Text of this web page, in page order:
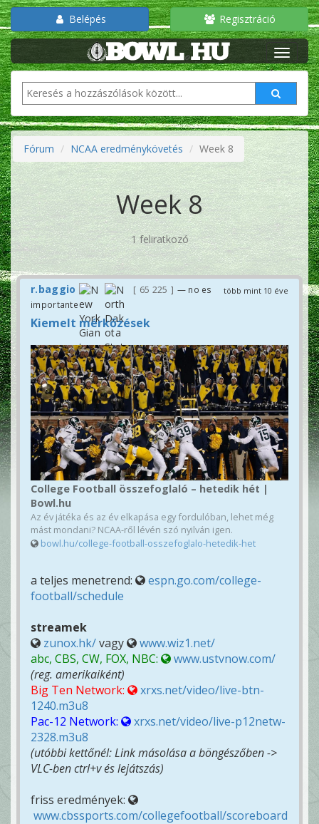
Belépés Regisztráció
Fórum NCAA eredménykövetés Week 8
Week 8
1 feliratkozó
több mint 10 éve
r.baggio 65 225
— no es
importante
Kiemelt mérkőzések
College Football összefoglaló – hetedik hét |
Bowl.hu
Az év játéka és az év elkapása egy fordulóban, lehet még
mást mondani? NCAA-ről lévén szó nyilván igen.
bowl.hu/college-football-osszefoglalo-hetedik-het
a teljes menetrend:
espn.go.com/college-
football/schedule
streamek
zunox.hk/vagy
www.wiz1.net/
abc, CBS, CW, FOX, NBC:
www.ustvnow.com/
(reg. amerikaiként)
Big Ten Network:
xrxs.net/video/live-btn-
1240.m3u8
Pac-12 Network:
xrxs.net/video/live-p12netw-
2328.m3u8
(utóbbi kettőnél: Link másolása a böngészőben ->
VLC-ben ctrl+v és lejátszás)
friss eredmények:
www.cbssports.com/collegefootball/scoreboard